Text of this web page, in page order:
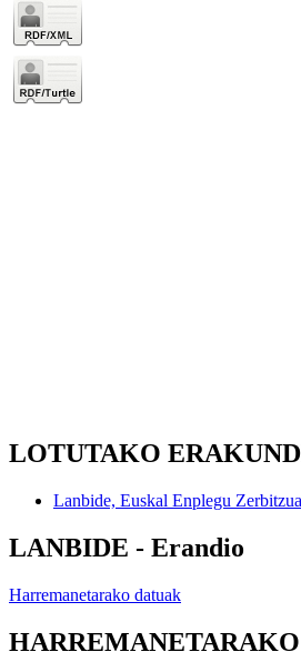
LOTUTAKO
Lanbide, Euskal Enplegu Zerbitzua
LANBIDE - Erandio
Harremanetarako datuak